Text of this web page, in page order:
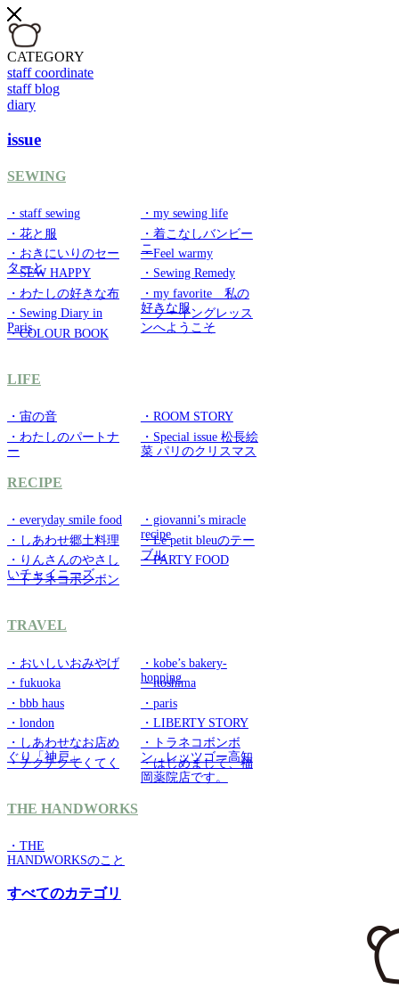
CATEGORY
staff coordinate
staff blog
diary
issue
SEWING
・staff sewing
・my sewing life
・花と服
・着こなしバンビー
ニ
・おきにいりのセー
ターと
・Feel warmy
・SEW HAPPY
・Sewing Remedy
・わたしの好きな布
・my favorite 私の
好きな服
・Sewing Diary in
Paris
・ソーイングレッス
ンへようこそ
・COLOUR BOOK
LIFE
・宙の音
・ROOM STORY
・わたしのパートナ
ー
・Special issue 松長絵
菜 パリのクリスマス
RECIPE
・everyday smile food
・giovanni’s miracle
recipe
・しあわせ郷土料理
・Le petit bleuのテー
ブル
・りんさんのやさし
いチャイニーズ
・PARTY FOOD
・トラネコボンボン
TRAVEL
・おいしいおみやげ
・kobe’s bakery-
hopping
・fukuoka
・itoshima
・bbb haus
・paris
・london
・LIBERTY STORY
・しあわせなお店め
ぐり「神戸」
・トラネコボンボ
ン レッツゴー高知
・チクチクてくてく
・はじめまして、福
岡薬院店です。
THE HANDWORKS
・THE
HANDWORKSのこと
すべてのカテゴリ